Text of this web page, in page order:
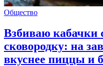
Общество
Взбиваю
сковородку: на
вкуснее пиццы и